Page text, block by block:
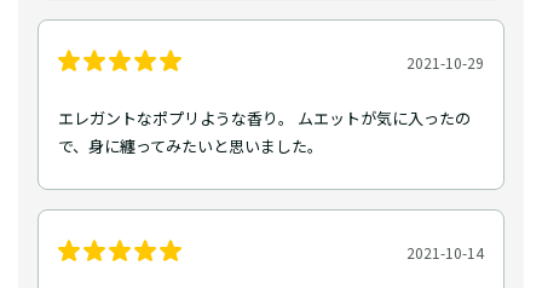
2021-10-29
エレガントなポプリような香り。 ムエットが気に入ったの
で、身に纏ってみたいと思いました。
2021-10-14